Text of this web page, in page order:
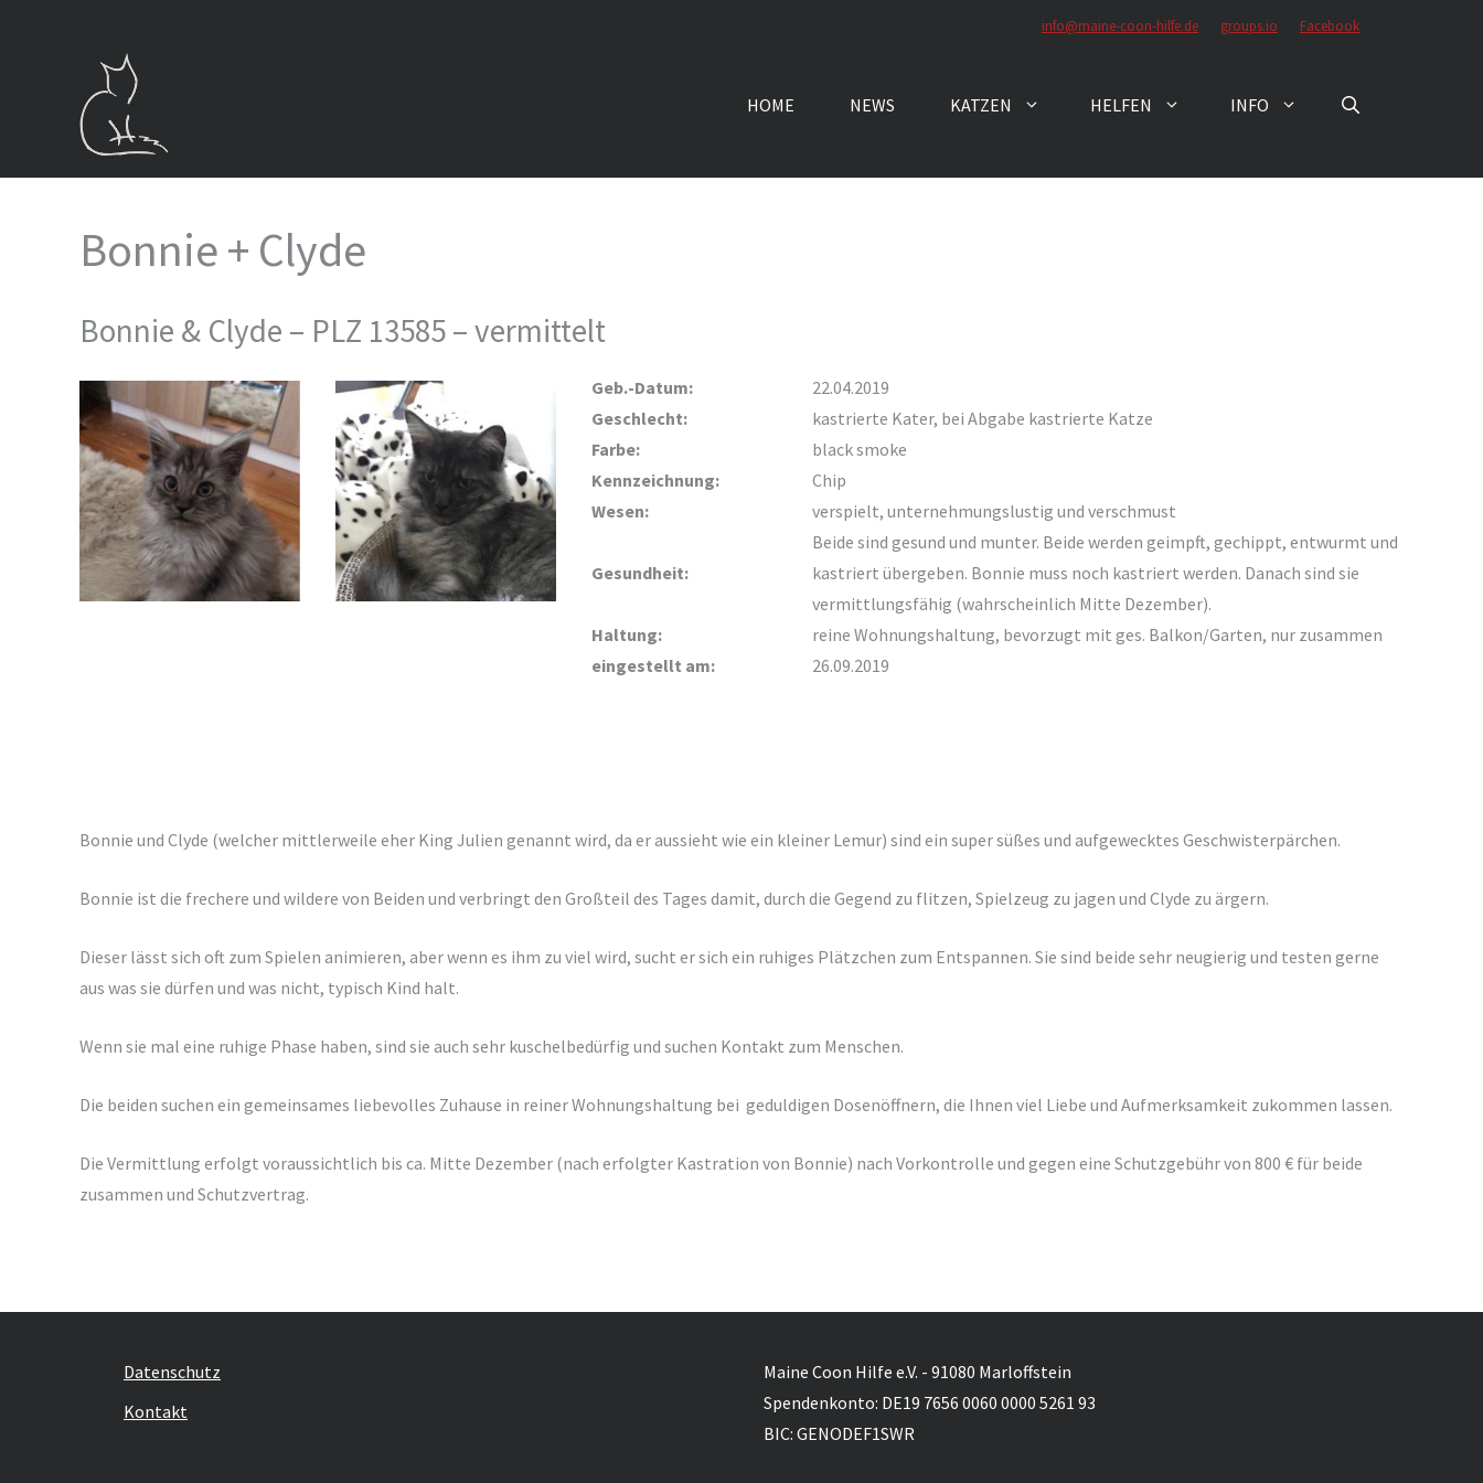
info@maine-coon-hilfe.de groups.io Facebook
HOME NEWS KATZEN HELFEN INFO
Bonnie + Clyde
Bonnie & Clyde – PLZ 13585 – vermittelt
Geb.-Datum:
22.04.2019
Geschlecht:
kastrierte Kater, bei Abgabe kastrierte Katze
Farbe:
black smoke
Kennzeichnung:
Chip
Wesen:
verspielt, unternehmungslustig und verschmust
Gesundheit:
Beide sind gesund und munter. Beide werden geimpft, gechippt, entwurmt und
kastriert übergeben. Bonnie muss noch kastriert werden. Danach sind sie
vermittlungsfähig (wahrscheinlich Mitte Dezember).
Haltung:
reine Wohnungshaltung, bevorzugt mit ges. Balkon/Garten, nur zusammen
eingestellt am:
26.09.2019
Bonnie und Clyde (welcher mittlerweile eher King Julien genannt wird, da er aussieht wie ein kleiner Lemur) sind ein super süßes und aufgewecktes Geschwisterpärchen.
Bonnie ist die frechere und wildere von Beiden und verbringt den Großteil des Tages damit, durch die Gegend zu flitzen, Spielzeug zu jagen und Clyde zu ärgern.
Dieser lässt sich oft zum Spielen animieren, aber wenn es ihm zu viel wird, sucht er sich ein ruhiges Plätzchen zum Entspannen. Sie sind beide sehr neugierig und testen gerne
aus was sie dürfen und was nicht, typisch Kind halt.
Wenn sie mal eine ruhige Phase haben, sind sie auch sehr kuschelbedürfig und suchen Kontakt zum Menschen.
Die beiden suchen ein gemeinsames liebevolles Zuhause in reiner Wohnungshaltung bei geduldigen Dosenöffnern, die Ihnen viel Liebe und Aufmerksamkeit zukommen lassen.
Die Vermittlung erfolgt voraussichtlich bis ca. Mitte Dezember (nach erfolgter Kastration von Bonnie) nach Vorkontrolle und gegen eine Schutzgebühr von 800 € für beide
zusammen und Schutzvertrag.
Datenschutz
Kontakt
Maine Coon Hilfe e.V. - 91080 Marloffstein
Spendenkonto: DE19 7656 0060 0000 5261 93
BIC: GENODEF1SWR